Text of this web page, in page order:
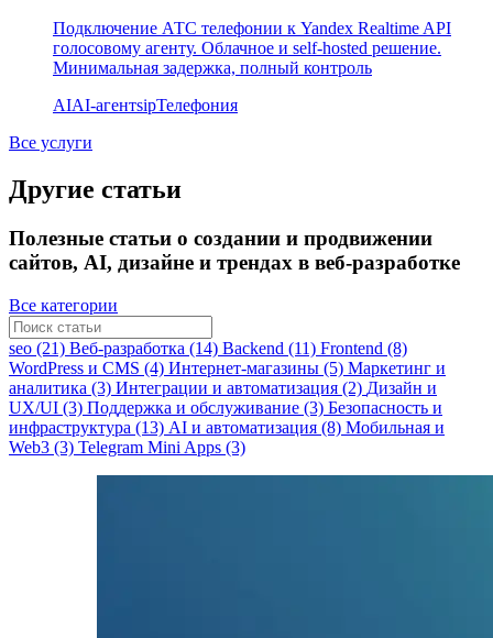
Подключение АТС телефонии к Yandex Realtime API
голосовому агенту. Облачное и self-hosted решение.
Минимальная задержка, полный контроль
AIAI-агентsipТелефония
Все услуги
Другие статьи
Полезные статьи о создании и продвижении
сайтов, AI, дизайне и трендах в веб-разработке
Все категории
seo (21) Веб-разработка (14) Backend (11) Frontend (8)
WordPress и CMS (4) Интернет-магазины (5) Маркетинг и
аналитика (3) Интеграции и автоматизация (2) Дизайн и
UX/UI (3) Поддержка и обслуживание (3) Безопасность и
инфраструктура (13) AI и автоматизация (8) Мобильная и
Web3 (3) Telegram Mini Apps (3)